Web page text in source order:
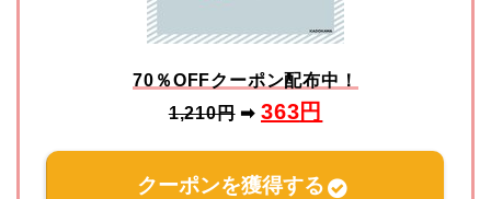
70％OFFクーポン配布中！
1,210円➡ 363円
クーポンを獲得する